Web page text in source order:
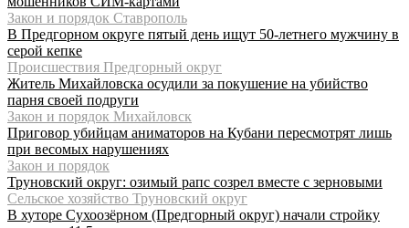
Закон и порядок Ставрополь
В Предгорном округе пятый день ищут 50-летнего мужчину в
серой кепке
Происшествия Предгорный округ
Житель Михайловска осудили за покушение на убийство
парня своей подруги
Закон и порядок Михайловск
Приговор убийцам аниматоров на Кубани пересмотрят лишь
при весомых нарушениях
Закон и порядок
Труновский округ: озимый рапс созрел вместе с зерновыми
Сельское хозяйство Труновский округ
В хуторе Сухоозёрном (Предгорный округ) начали стройку